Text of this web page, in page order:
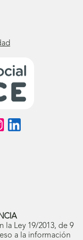
Síguenos
en
la Ley 19/2013, de 9
a la información